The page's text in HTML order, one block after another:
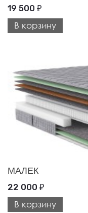
19 500 ₽
В корзину
МАЛЕК
22 000 ₽
В корзину